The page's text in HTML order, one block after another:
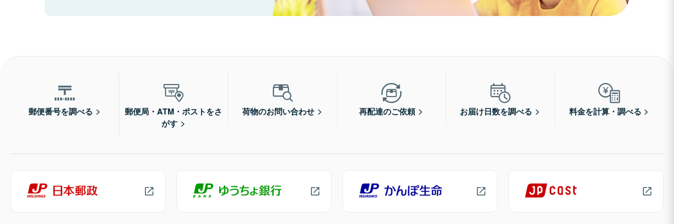
郵便番号を調べる
郵便局・ATM・ポストをさ
がす
荷物のお問い合わせ 再配達のご依頼 お届け日数を調べる 料金を計算・調べる